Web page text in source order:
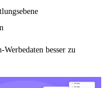
besser zu